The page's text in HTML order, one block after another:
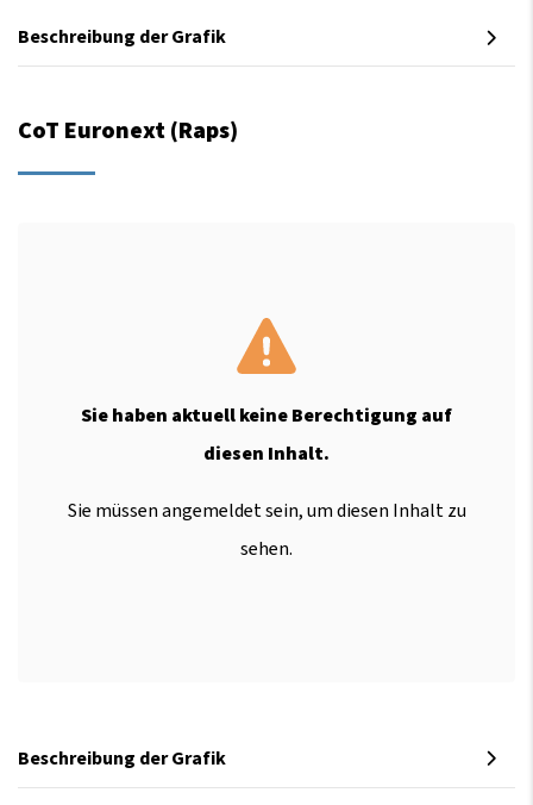
Beschreibung der Grafik
CoT Euronext (Raps)
Sie haben aktuell keine Berechtigung auf
diesen Inhalt.
Sie müssen angemeldet sein, um diesen Inhalt zu
sehen.
Beschreibung der Grafik